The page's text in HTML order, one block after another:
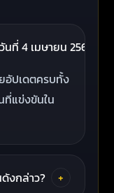
นที่ 4 เมษายน 2569 มี
อัปเดตครบทั้ง
แข่งขันใน
งกล่าว? +